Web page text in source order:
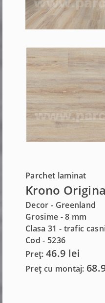
Parchet laminat
Krono
Decor - Greenland
Grosime -8 mm
Clasa 31 - trafic
Cod - 5236
Preț: 46.9 lei
Preț cu montaj: